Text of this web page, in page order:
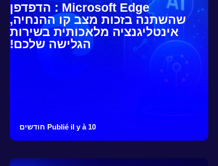
Microsoft Edge : הדפדפן
שהשתנה בזכות מצב קו ההנחיה,
אינטליגנציה מלאכותית בשירות
הגלישה שלכם!
Publié il y à 10 חודשים